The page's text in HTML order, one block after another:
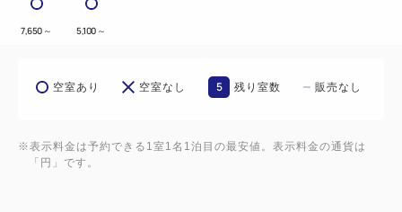
7,650 ～ 5,100 ～
空室あり 空室なし 5 残り室数 販売なし
※表示料金は予約できる1室1名1泊目の最安値。表示料金の通貨は
「円」です。